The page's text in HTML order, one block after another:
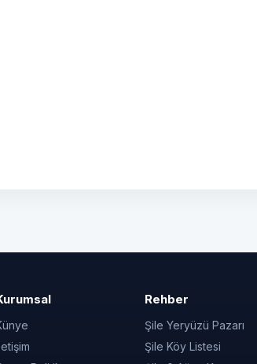
Rehber
Şile Yeryüzü Pazarı
Şile Köy Listesi